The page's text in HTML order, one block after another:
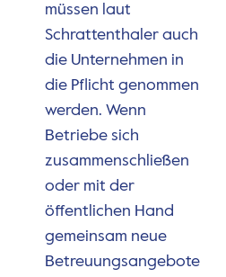
müssen laut
Schrattenthaler auch
die Unternehmen in
die Pflicht genommen
werden. Wenn
Betriebe sich
zusammenschließen
oder mit der
öffentlichen Hand
gemeinsam neue
Betreuungsangebote